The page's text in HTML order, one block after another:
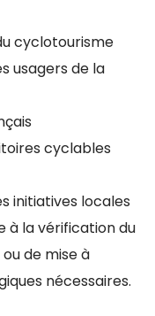
cyclotourisme
usagers de la
cyclables
initiatives locales
à la vérification du
de mise à
nécessaires.